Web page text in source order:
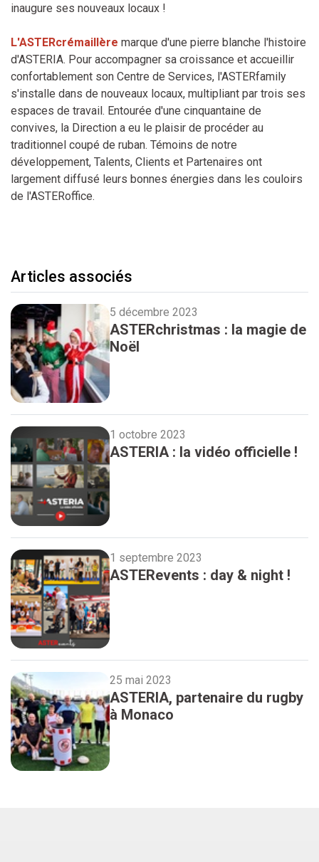
inaugure ses nouveaux locaux !
L'ASTERcrémaillère marque d'une pierre blanche l'histoire
d'ASTERIA. Pour accompagner sa croissance et accueillir
confortablement son Centre de Services, l'ASTERfamily
s'installe dans de nouveaux locaux, multipliant par trois ses
espaces de travail. Entourée d'une cinquantaine de
convives, la Direction a eu le plaisir de procéder au
traditionnel coupé de ruban. Témoins de notre
développement, Talents, Clients et Partenaires ont
largement diffusé leurs bonnes énergies dans les couloirs
de l'ASTERoffice.
Articles associés
5 décembre 2023
ASTERchristmas : la magie de
Noël
1 octobre 2023
ASTERIA : la vidéo officielle !
1 septembre 2023
ASTERevents : day & night !
25 mai 2023
ASTERIA, partenaire du rugby
à Monaco